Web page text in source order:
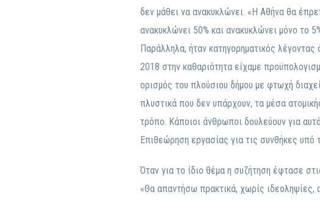
δεν μάθει να ανακυκλώνει. «Η Αθήνα θα
ανακυκλώνει 50% και ανακυκλώνει μόνο το
Παράλληλα, ήταν κατηγορηματικός
2018 στην καθαριότητα είχαμε
ορισμός του πλούσιου δήμου με φτωχή
πλυστικά που δεν υπάρχουν, τα μέσα
τρόπο. Κάποιοι άνθρωποι δουλεύουν για
Επιθεώρηση εργασίας για τις συνθήκες υπό
Όταν για το ίδιο θέμα η συζήτηση έφτασε
«Θα απαντήσω πρακτικά, χωρίς